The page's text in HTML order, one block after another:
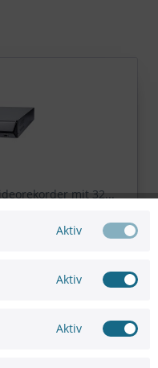
mit 32...
Aktiv
Aktiv
Aktiv